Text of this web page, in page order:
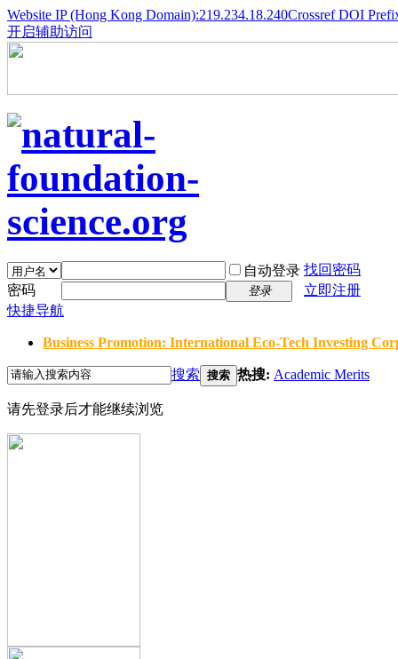
Website IP (Hong Kong Domain):219.234.18.240Crossref DOI
开启辅助访问
自动登录 找回密码
密码
登录
立即注册
快捷导航
Business Promotion: International Eco-Tech Investing
搜索 搜索 热搜: Academic Merits
请先登录后才能继续浏览